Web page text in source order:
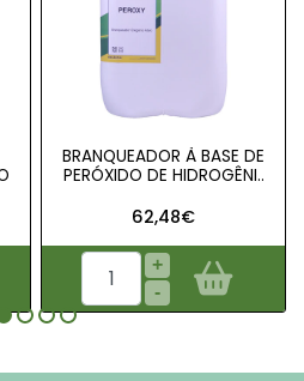
BRANQUEADOR À BASE DE
PERÓXIDO DE HIDROGÊNI..
62,48€
+
-